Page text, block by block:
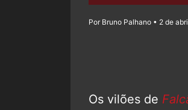
Por Bruno Palhano • 2 de
Os vilões de